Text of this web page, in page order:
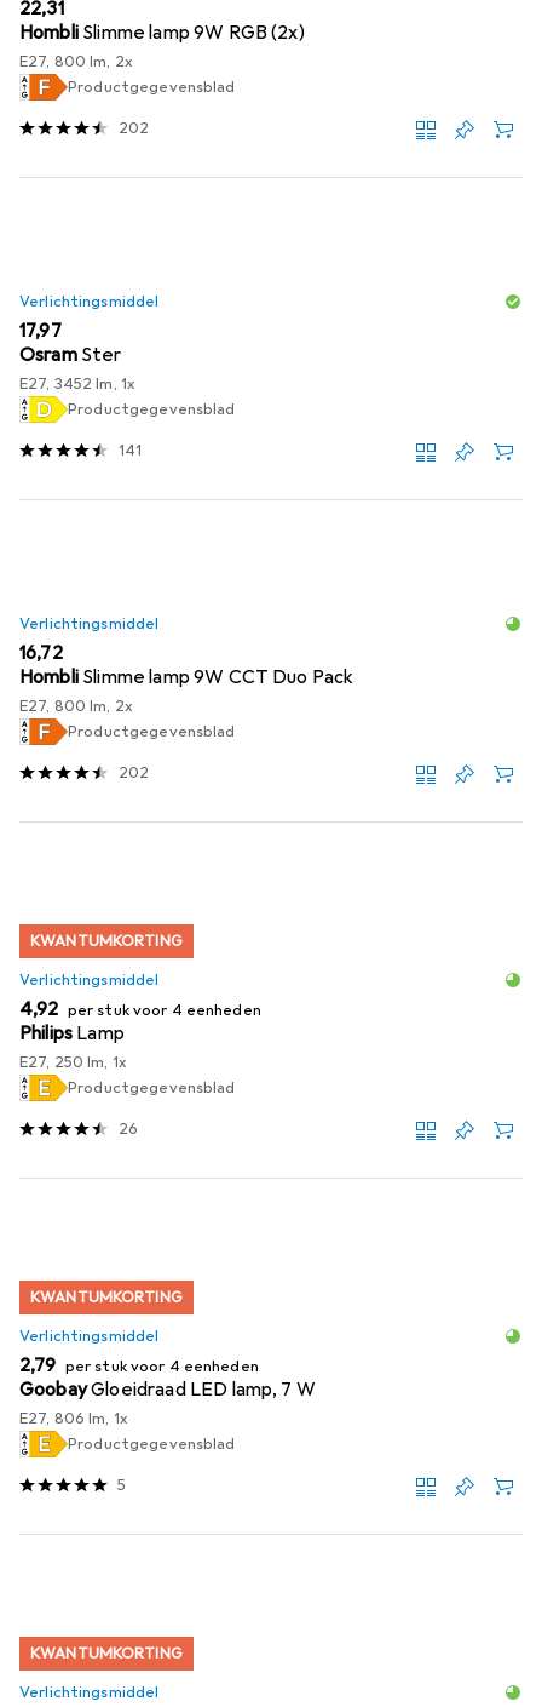
EUR
22,31
Hombli Slimme lamp 9W RGB (2x)
E27, 800 lm, 2x
Productgegevensblad
202
Verlichtingsmiddel
EUR
17,97
Osram Ster
E27, 3452 lm, 1x
Productgegevensblad
141
Verlichtingsmiddel
EUR
16,72
Hombli Slimme lamp 9W CCT Duo Pack
E27, 800 lm, 2x
Productgegevensblad
202
KWANTUMKORTING
Verlichtingsmiddel
EUR
4,92 per stuk voor 4 eenheden
Philips Lamp
E27, 250 lm, 1x
Productgegevensblad
26
KWANTUMKORTING
Verlichtingsmiddel
EUR
2,79 per stuk voor 4 eenheden
GoobayGloeidraad LED lamp, 7 W
E27, 806 lm, 1x
Productgegevensblad
5
KWANTUMKORTING
Verlichtingsmiddel